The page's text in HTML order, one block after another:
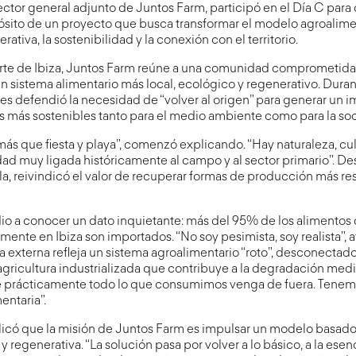
general adjunto de Juntos Farm, participó en el Día C para
de un proyecto que busca transformar el modelo
la sostenibilidad y la conexión con el territorio.
de Ibiza, Juntos Farm reúne a una comunidad
sistema alimentario más local, ecológico y regenerativo.
defendió la necesidad de “volver al origen” para generar un
más sostenibles tanto para el medio ambiente como para la
que fiesta y playa”, comenzó explicando. “Hay naturaleza,
muy ligada históricamente al campo y al sector primario”.
reivindicó el valor de recuperar formas de producción más
a conocer un dato inquietante: más del 95% de los alimentos
en Ibiza son importados. “No soy pesimista, soy realista”,
externa refleja un sistema agroalimentario “roto”,
industrializada que contribuye a la degradación
todo lo que consumimos venga de fuera.
que la misión de Juntos Farm es impulsar un modelo
regenerativa. “La solución pasa por volver a lo básico, a la